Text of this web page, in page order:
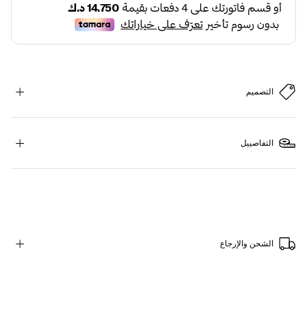
التصميم
التفاصييل
الشحن والإرجاع